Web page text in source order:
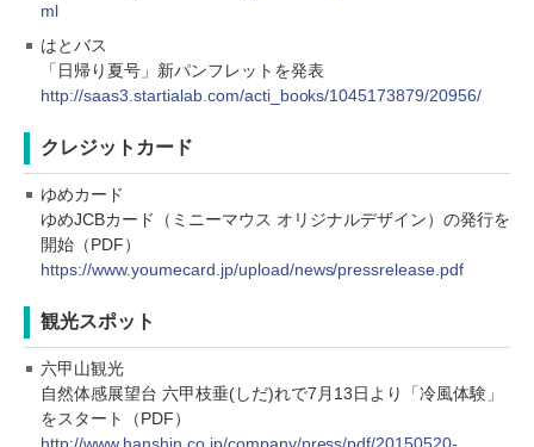
ml
はとバス
「日帰り夏号」新パンフレットを発表
http://saas3.startialab.com/acti_books/1045173879/20956/
クレジットカード
ゆめカード
ゆめJCBカード（ミニーマウス オリジナルデザイン）の発行を
開始（PDF）
https://www.youmecard.jp/upload/news/pressrelease.pdf
観光スポット
六甲山観光
自然体感展望台 六甲枝垂(しだ)れで7月13日より「冷風体験」
をスタート（PDF）